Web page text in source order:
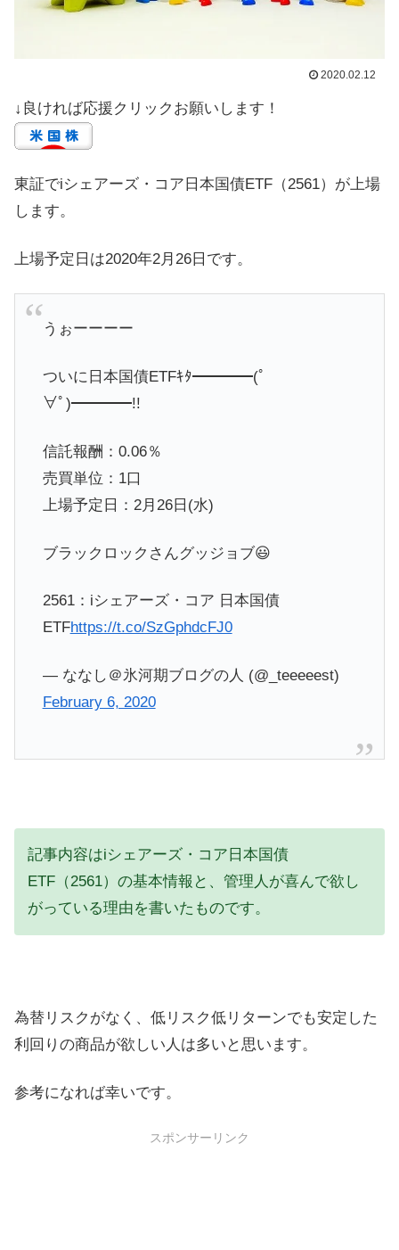
2020.02.12
↓良ければ応援クリックお願いします！
東証でiシェアーズ・コア日本国債ETF（2561）が上場
します。
上場予定日は2020年2月26日です。
うぉーーーー
ついに日本国債ETFｷﾀ━━━━(ﾟ
∀ﾟ)━━━━!!
信託報酬：0.06％
売買単位：1口
上場予定日：2月26日(水)
ブラックロックさんグッジョブ😃
2561：iシェアーズ・コア 日本国債
ETFhttps://t.co/SzGphdcFJ0
— ななし＠氷河期ブログの人 (@_teeeeest)
February 6, 2020
記事内容はiシェアーズ・コア日本国債
ETF（2561）の基本情報と、管理人が喜んで欲し
がっている理由を書いたものです。
為替リスクがなく、低リスク低リターンでも安定した
利回りの商品が欲しい人は多いと思います。
参考になれば幸いです。
スポンサーリンク